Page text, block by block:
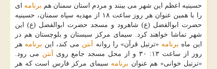
حسینیه اعظم این شهر می بینند و مردم استان سمنان هم برنامه ای
را با همین عنوان هر روز ساعت ۱۸ از مهدیه سپاه سمنان، حسینیه
حضرت ابوالفضل (ع) شاهرود و مسجد حضرت ابوالفضل (ع) این
شهر تماشا خواهند كرد. سیمای مركز سیستان و بلوچستان هم در
این ماه برنامه «ترتیل قرآن» را روانه آنتن می كند، این برنامه هر
روز از ساعت ۱۳: ۳۰ و از محل مسجد جامع روی
آنتن می رود.
«ترتیل خوانی» هم عنوان برنامه سیمای مركز فارس است كه هر